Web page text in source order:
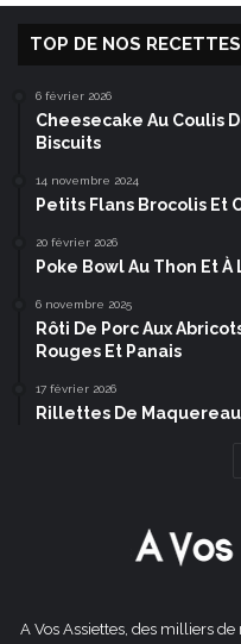
TOP DE NOS RECETTES
6 février 2026
Cheesecake Au Coulis
Biscuits
14 novembre 2024
Petits Flans Brocolis Et
20 février 2026
Poke Bowl Au Thon Et
6 novembre 2025
Rôti De Porc Aux
Rouges Et Panais
17 février 2026
Rillettes De
A Vos Assiettes, des milliers